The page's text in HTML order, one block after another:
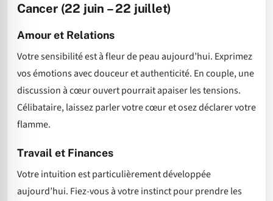
Cancer (22 juin – 22 juillet)
Amour et Relations
Votre sensibilité est à fleur de peau aujourd’hui. Exprimez
vos émotions avec douceur et authenticité. En couple, une
discussion à cœur ouvert pourrait apaiser les tensions.
Célibataire, laissez parler votre cœur et osez déclarer votre
flamme.
Travail et Finances
Votre intuition est particulièrement développée
aujourd’hui. Fiez-vous à votre instinct pour prendre les